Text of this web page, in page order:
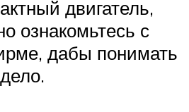
двигатель,
ознакомьтесь с
дабы понимать